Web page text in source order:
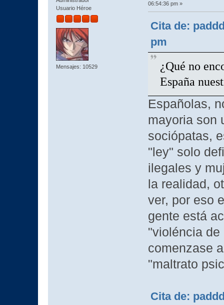
Usuario Héroe
Mensajes: 10529
06:54:36 pm »
Cita de:
pm
¿Qué no
España
Españolas,
mayoria son
sociópatas,
"ley" solo
ilegales y
la realidad,
ver, por eso
gente está
"violéncia de
comenzase
"maltrato
Cita de: